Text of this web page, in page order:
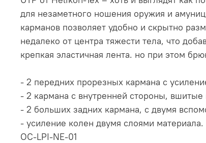
для незаметного ношения оружия и
карманов позволяет удобно и скрытно
недалеко от центра тяжести тела, что
крепкая эластичная лента. но при этом
- 2 передних прорезных кармана с
- 2 кармана с внутренней стороны,
- 2 больших задних кармана, с двумя
- усиление колен двумя слоями
OC-LPI-NE-01